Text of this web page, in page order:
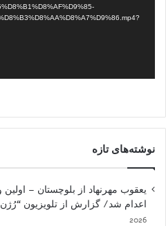
نوشته‌های تازه
یعقوب مهرنهاد از بلوچستان –
اعدام شد/ گزارش از تلویزیون
2026